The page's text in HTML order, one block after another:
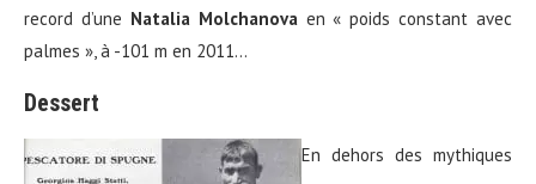
record d’une Natalia Molchanovaen « poids constant avec
palmes », à -101 m en 2011…
Dessert
En dehors des mythiques